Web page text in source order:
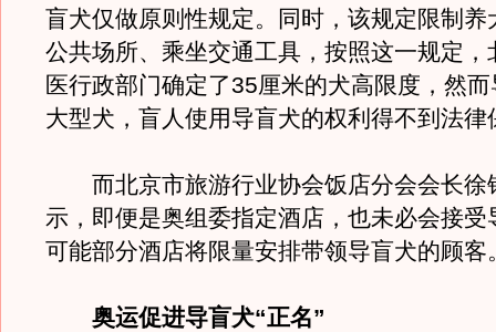
盲犬仅做原则性规定。同时，该规定限制养
公共场所、乘坐交通工具，按照这一规定，
医行政部门确定了35厘米的犬高限度，然
大型犬，盲人使用导盲犬的权利得不到法律
而北京市旅游行业协会饭店分会会长徐
示，即便是奥组委指定酒店，也未必会接受
可能部分酒店将限量安排带领导盲犬的顾客
奥运促进导盲犬“正名”